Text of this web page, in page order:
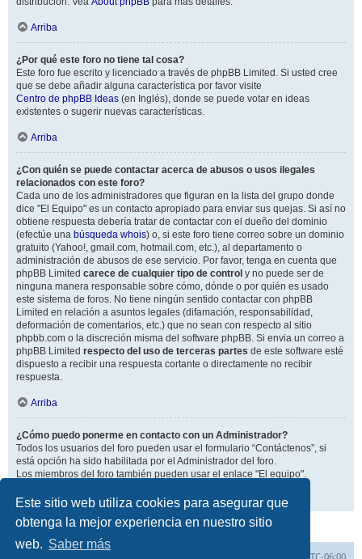
Este sitio web utiliza cookies para asegurar que
obtenga la mejor experiencia en nuestro sitio
web. Saber más
Arriba
¿Por qué este foro no tiene tal cosa?
Este foro fue escrito y licenciado a través de phpBB Limited. Si usted cree
que se debe añadir alguna característica por favor visite
Centro de phpBB Ideas (en Inglés), donde se puede votar en ideas
existentes o sugerir nuevas características.
Arriba
¿Con quién se puede contactar acerca de abusos o usos ilegales
relacionados con este foro?
Cada uno de los administradores que figuran en la lista del grupo donde
dice "El Equipo" es un contacto apropiado para enviar sus quejas. Si así no
obtiene respuesta debería tratar de contactar con el dueño del dominio
(efectúe una búsqueda whois) o, si este foro tiene correo sobre un dominio
gratuito (Yahoo!, gmail.com, hotmail.com, etc.), al departamento o
administración de abusos de ese servicio. Por favor, tenga en cuenta que
phpBB Limited carece de cualquier tipo de control y no puede ser de
ninguna manera responsable sobre cómo, dónde o por quién es usado
este sistema de foros. No tiene ningún sentido contactar con phpBB
Limited en relación a asuntos legales (difamación, responsabilidad,
deformación de comentarios, etc.) que no sean con respecto al sitio
phpbb.com o la discreción misma del software phpBB. Si envia un correo a
phpBB Limited respecto del uso de terceras partes de este software esté
dispuesto a recibir una respuesta cortante o directamente no recibir
respuesta.
Arriba
¿Cómo puedo ponerme en contacto con un Administrador?
Todos los usuarios del foro pueden usar el formulario “Contáctenos”, si
está opción ha sido habilitada por el Administrador del foro.
Los miembros del foro también pueden usar el enlace "El equipo".
Arriba
UTC-06:00